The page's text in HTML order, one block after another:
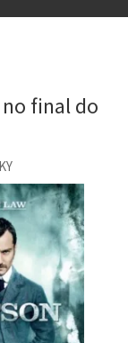
a resposta
final do